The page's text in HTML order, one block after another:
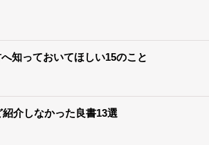
知っておいてほしい15のこと
介しなかった良書13選